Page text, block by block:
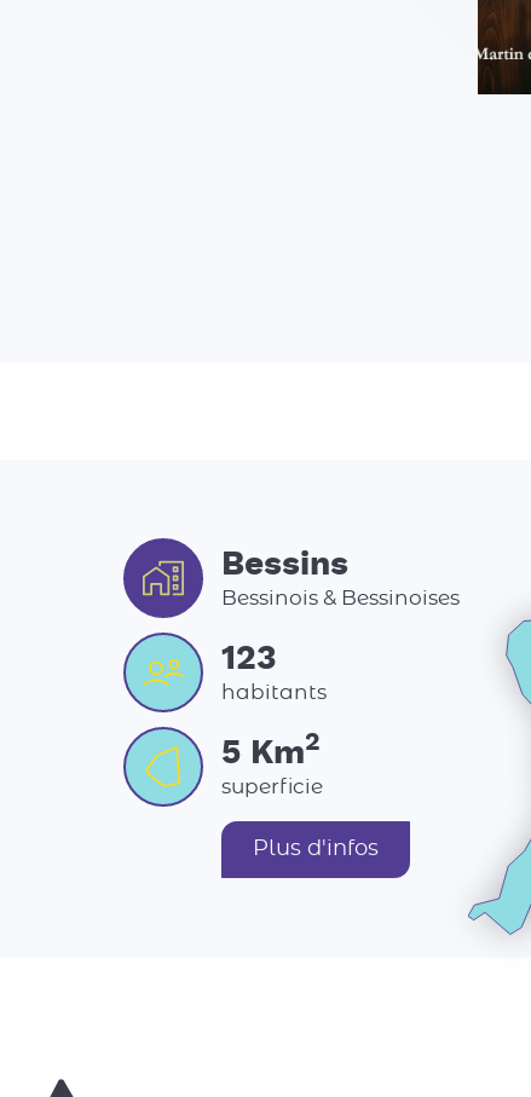
Bessins
Bessinois & Bessinoises
123
habitants
5 Km2
superficie
Plus d'infos